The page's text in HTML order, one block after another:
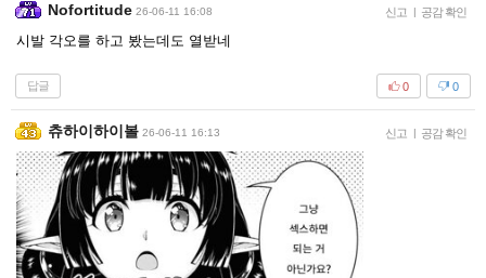
Nofortitude 26-06-11 16:08 신고 | 공감 확인
시발 각오를 하고 봤는데도 열받네
답글 0
0
츄하이하이볼 26-06-11 16:13 신고 | 공감 확인